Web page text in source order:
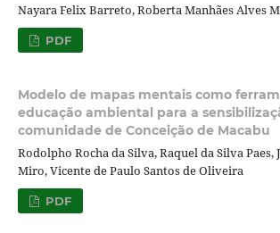
Nayara Felix Barreto, Roberta Manhães Alves
PDF
Modelo de mapas mentais como
educação ambiental para a
comunidade de Conceição de Macabu
Rodolpho Rocha da Silva, Raquel da Silva Paes,
Miro, Vicente de Paulo Santos de Oliveira
PDF